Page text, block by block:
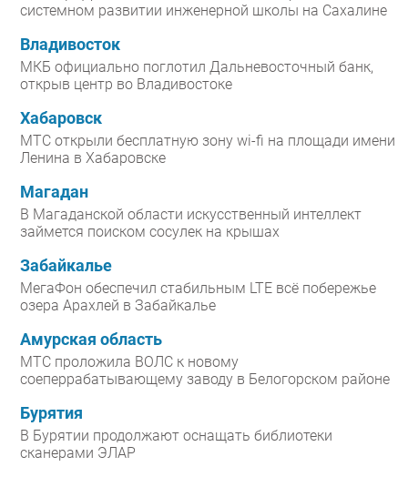
системном развитии инженерной школы на Сахалине
Владивосток
МКБ официально поглотил Дальневосточный банк,
открыв центр во Владивостоке
Хабаровск
МТС открыли бесплатную зону wi-fi на площади имени
Ленина в Хабаровске
Магадан
В Магаданской области искусственный интеллект
займется поиском сосулек на крышах
Забайкалье
МегаФон обеспечил стабильным LTE всё побережье
озера Арахлей в Забайкалье
Амурская область
МТС проложила ВОЛС к новому
соеперрабатывающему заводу в Белогорском районе
Бурятия
В Бурятии продолжают оснащать библиотеки
сканерами ЭЛАР